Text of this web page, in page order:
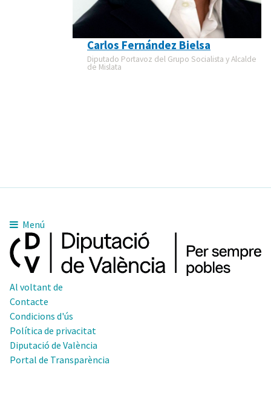
Carlos Fernández Bielsa
Diputado Portavoz del Grupo Socialista y Alcalde
de Mislata
Menú
Al voltant de
Contacte
Condicions d'ús
Política de privacitat
Diputació de València
Portal de Transparència